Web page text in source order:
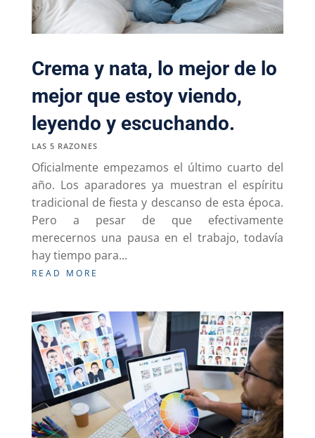
Crema y nata, lo mejor de lo
mejor que estoy viendo,
leyendo y escuchando.
LAS 5 RAZONES
Oficialmente empezamos el último cuarto del
año. Los aparadores ya muestran el espíritu
tradicional de fiesta y descanso de esta época.
Pero a pesar de que efectivamente
merecernos una pausa en el trabajo, todavía
hay tiempo para...
READ MORE